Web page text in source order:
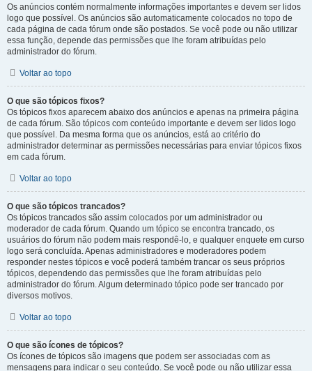
Os anúncios contém normalmente informações importantes e devem ser lidos
logo que possível. Os anúncios são automaticamente colocados no topo de
cada página de cada fórum onde são postados. Se você pode ou não utilizar
essa função, depende das permissões que lhe foram atribuídas pelo
administrador do fórum.
Voltar ao topo
O que são tópicos fixos?
Os tópicos fixos aparecem abaixo dos anúncios e apenas na primeira página
de cada fórum. São tópicos com conteúdo importante e devem ser lidos logo
que possível. Da mesma forma que os anúncios, está ao critério do
administrador determinar as permissões necessárias para enviar tópicos fixos
em cada fórum.
Voltar ao topo
O que são tópicos trancados?
Os tópicos trancados são assim colocados por um administrador ou
moderador de cada fórum. Quando um tópico se encontra trancado, os
usuários do fórum não podem mais respondê-lo, e qualquer enquete em curso
logo será concluída. Apenas administradores e moderadores podem
responder nestes tópicos e você poderá também trancar os seus próprios
tópicos, dependendo das permissões que lhe foram atribuídas pelo
administrador do fórum. Algum determinado tópico pode ser trancado por
diversos motivos.
Voltar ao topo
O que são ícones de tópicos?
Os ícones de tópicos são imagens que podem ser associadas com as
mensagens para indicar o seu conteúdo. Se você pode ou não utilizar essa